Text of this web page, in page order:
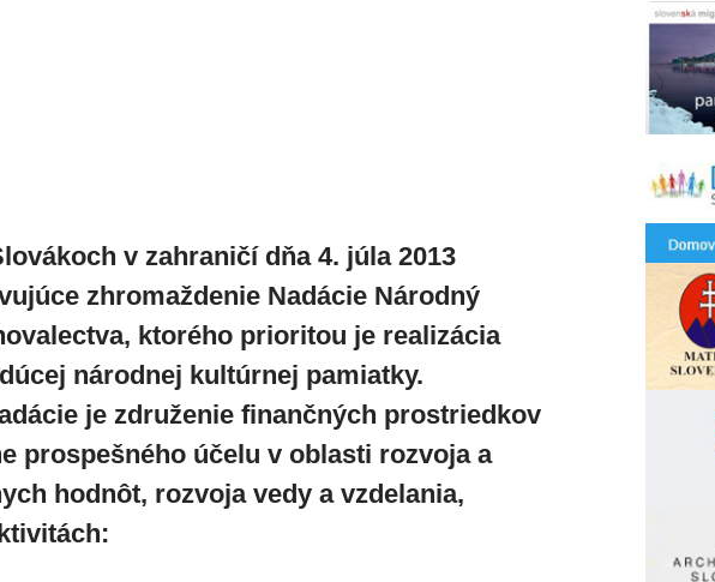
v zahraničí dňa 4. júla 2013
zhromaždenie Nadácie Národný
ktorého prioritou je realizácia
národnej kultúrnej pamiatky.
je združenie finančných prostriedkov
prospešného účelu v oblasti rozvoja a
hodnôt, rozvoja vedy a vzdelania,